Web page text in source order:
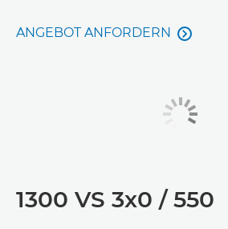
ANGEBOT ANFORDERN 
1300 VS 3x0 / 550